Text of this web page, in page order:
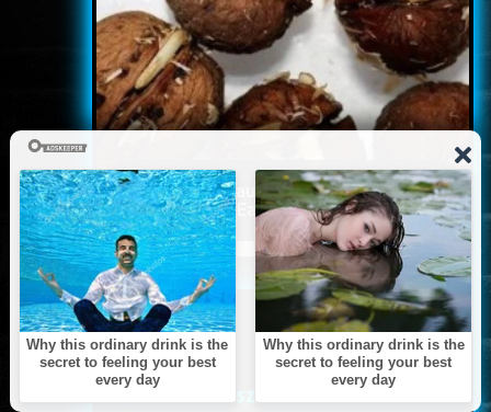
5 Parasite-Causing Foods You
Should Stop Eating Right Now
ARCHÍVUM
AUGUSZTUS